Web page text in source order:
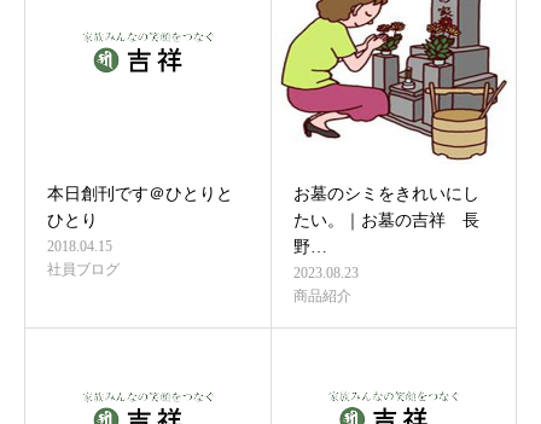
本日創刊です＠ひとりと
ひとり
2018.04.15
社員ブログ
お墓のシミをきれいにし
たい。｜お墓の吉祥 長
野…
2023.08.23
商品紹介